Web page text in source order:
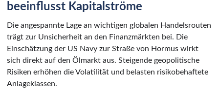
beeinflusst Kapitalströme
Die angespannte Lage an wichtigen globalen Handelsrouten
trägt zur Unsicherheit an den Finanzmärkten bei. Die
Einschätzung der US Navy zur Straße von Hormus wirkt
sich direkt auf den Ölmarkt aus. Steigende geopolitische
Risiken erhöhen die Volatilität und belasten risikobehaftete
Anlageklassen.